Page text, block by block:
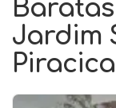
Jardim